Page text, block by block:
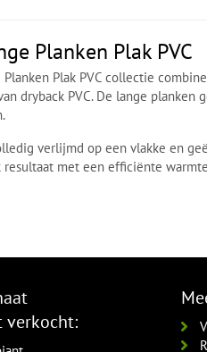
Planken Plak PVC
Plak PVC collectie
dryback PVC. De lange
verlijmd op een vlakke en
resultaat met een efficiënte
verkocht: